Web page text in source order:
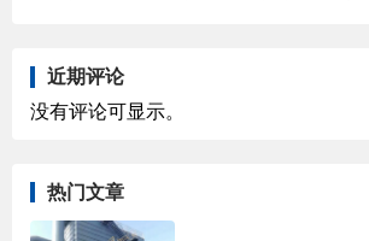
近期评论
没有评论可显示。
热门文章